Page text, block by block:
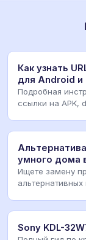
Как узнать
для Android и
Подробная
ссылки на APK,
умного дома
Ищете замену
Sony KDL-